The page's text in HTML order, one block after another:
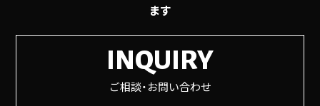
ます
INQUIRY
ご相談・お問い合わせ